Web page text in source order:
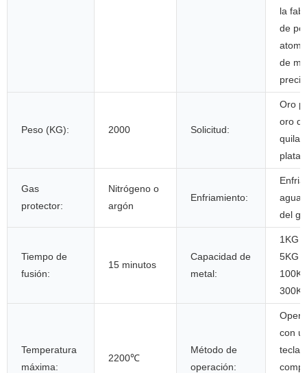
la
de
de
Peso (KG): 2000 Solicitud:
Oro
oro de
plata
Gas
protector:
Nitrógeno o
argón
Enfriamiento:
agua
del
Tiempo de
fusión:
15 minutos
Capacidad de
metal:
1KG
5KG
Temperatura
máxima:
2200℃
Método de
operación:
con
tecla